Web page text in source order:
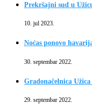
Prekršajni sud u
10. jul 2023.
Noćas ponovo
30. septembar 2022.
Gradonačelnica
29. septembar 2022.